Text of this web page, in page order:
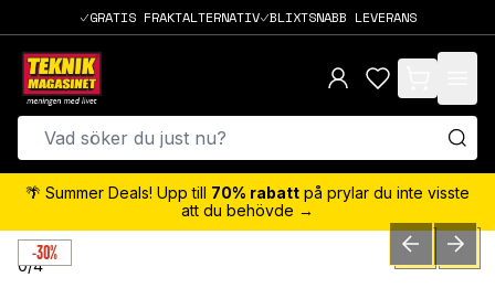
GRATIS FRAKTALTERNATIV BLIXTSNABB LEVERANS
items in cart,
🌴 Summer Deals! Upp till 70% rabatt på prylar du inte visste
att du behövde →
-30%
0/4 PREVIOUSNEXT